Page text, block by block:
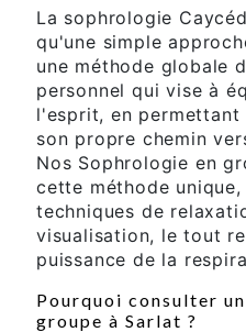
La sophrologie
qu'une simple
une méthode globale
personnel qui vise à
l'esprit, en
son propre chemin
Nos Sophrologie en
cette méthode
techniques de
visualisation, le tout
puissance de la
Pourquoi consulter
groupe à Sarlat ?